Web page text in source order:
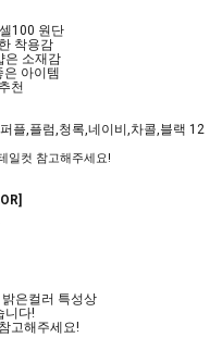
100 원단
착용감
은 소재감
은 아이템
천
플,플럼,청록,네이비,차콜,블랙 12
일컷 참고해주세요!
은컬러 특성상
니다!
고해주세요!